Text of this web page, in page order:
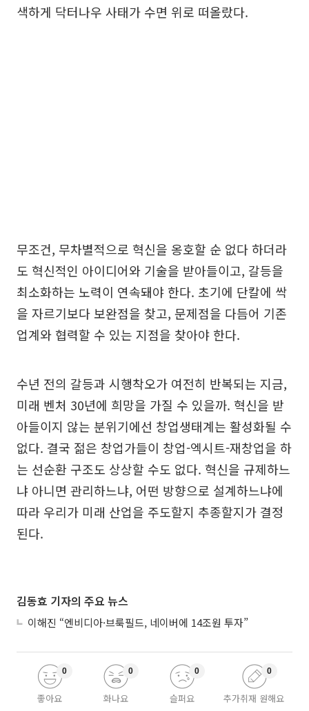
색하게 닥터나우 사태가 수면 위로 떠올랐다.
무조건, 무차별적으로 혁신을 옹호할 순 없다 하더라
도 혁신적인 아이디어와 기술을 받아들이고, 갈등을
최소화하는 노력이 연속돼야 한다. 초기에 단칼에 싹
을 자르기보다 보완점을 찾고, 문제점을 다듬어 기존
업계와 협력할 수 있는 지점을 찾아야 한다.
수년 전의 갈등과 시행착오가 여전히 반복되는 지금,
미래 벤처 30년에 희망을 가질 수 있을까. 혁신을 받
아들이지 않는 분위기에선 창업생태계는 활성화될 수
없다. 결국 젊은 창업가들이 창업-엑시트-재창업을 하
는 선순환 구조도 상상할 수도 없다. 혁신을 규제하느
냐 아니면 관리하느냐, 어떤 방향으로 설계하느냐에
따라 우리가 미래 산업을 주도할지 추종할지가 결정
된다.
김동효 기자의 주요 뉴스
이해진 “엔비디아·브룩필드, 네이버에 14조원 투자”
좋아요
0
화나요
0
슬퍼요
0
추가취재 원해요
0